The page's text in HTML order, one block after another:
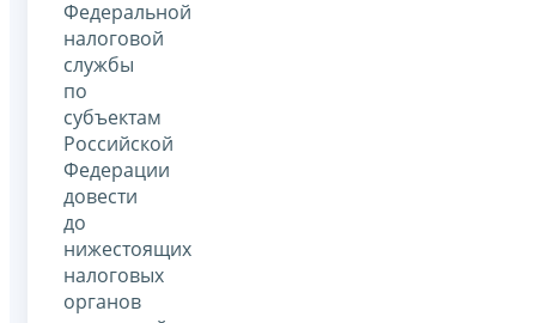
Федеральной
налоговой
службы
по
субъектам
Российской
Федерации
довести
до
нижестоящих
налоговых
органов